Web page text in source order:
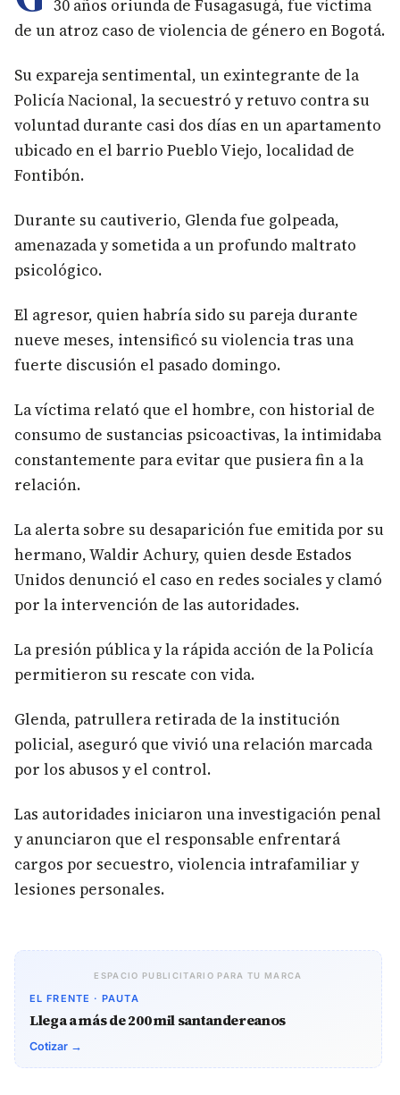
30 años oriunda de Fusagasugá, fue víctima
de un atroz caso de violencia de género en Bogotá.
Su expareja sentimental, un exintegrante de la
Policía Nacional, la secuestró y retuvo contra su
voluntad durante casi dos días en un apartamento
ubicado en el barrio Pueblo Viejo, localidad de
Fontibón.
Durante su cautiverio, Glenda fue golpeada,
amenazada y sometida a un profundo maltrato
psicológico.
El agresor, quien habría sido su pareja durante
nueve meses, intensificó su violencia tras una
fuerte discusión el pasado domingo.
La víctima relató que el hombre, con historial de
consumo de sustancias psicoactivas, la intimidaba
constantemente para evitar que pusiera fin a la
relación.
La alerta sobre su desaparición fue emitida por su
hermano, Waldir Achury, quien desde Estados
Unidos denunció el caso en redes sociales y clamó
por la intervención de las autoridades.
La presión pública y la rápida acción de la Policía
permitieron su rescate con vida.
Glenda, patrullera retirada de la institución
policial, aseguró que vivió una relación marcada
por los abusos y el control.
Las autoridades iniciaron una investigación penal
y anunciaron que el responsable enfrentará
cargos por secuestro, violencia intrafamiliar y
lesiones personales.
ESPACIO PUBLICITARIO PARA TU MARCA
EL FRENTE · PAUTA
Llega a más de 200 mil santandereanos
Cotizar →